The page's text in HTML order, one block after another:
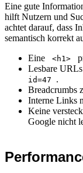
Eine gute
hilft Nutzern und
achtet darauf, dass
semantisch korrekt
Eine
<h1>
Lesbare
id=47
.
Breadcrumbs
Interne Links
Keine
Google nicht